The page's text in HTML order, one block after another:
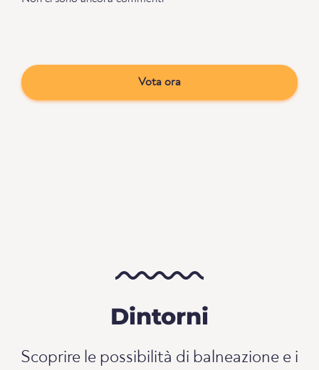
Vota ora
Dintorni
Scoprire le possibilità di balneazione e i